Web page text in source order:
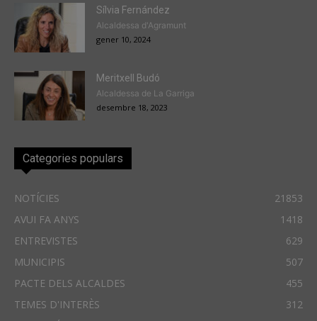
Sílvia Fernández
Alcaldessa d'Agramunt
gener 10, 2024
Meritxell Budó
Alcaldessa de La Garriga
desembre 18, 2023
Categories populars
NOTÍCIES
21853
AVUI FA ANYS
1418
ENTREVISTES
629
MUNICIPIS
507
PACTE DELS ALCALDES
455
TEMES D'INTERÈS
312